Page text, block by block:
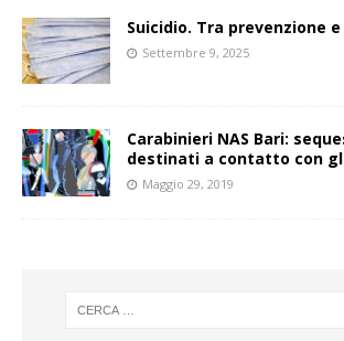
Suicidio. Tra prevenzione
Settembre 9, 2025
Carabinieri NAS Bari:
destinati a contatto con
Maggio 29, 2019